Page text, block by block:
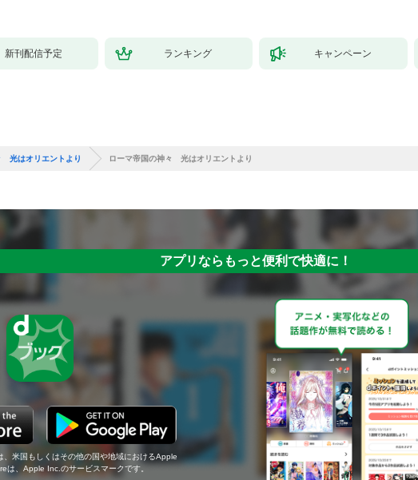
新刊配信予定 ランキング キャンペーン
光はオリエントより ローマ帝国の神々 光はオリエントより
アプリならもっと便利で快適に！
米国もしくはその他の国や地域におけるApple
は、Apple Inc.のサービスマークです。